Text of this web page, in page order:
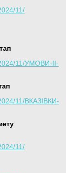
11/
11/УМОВИ-ІІ-
11/ВКАЗІВКИ-
11/